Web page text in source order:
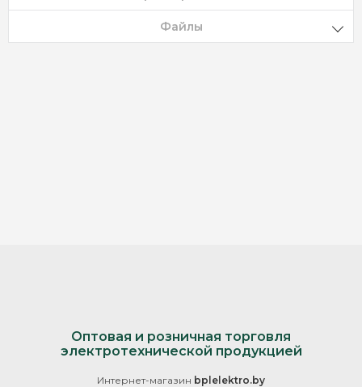
Файлы
Оптовая и розничная торговля
электротехнической продукцией
Интернет-магазин bplelektro.by